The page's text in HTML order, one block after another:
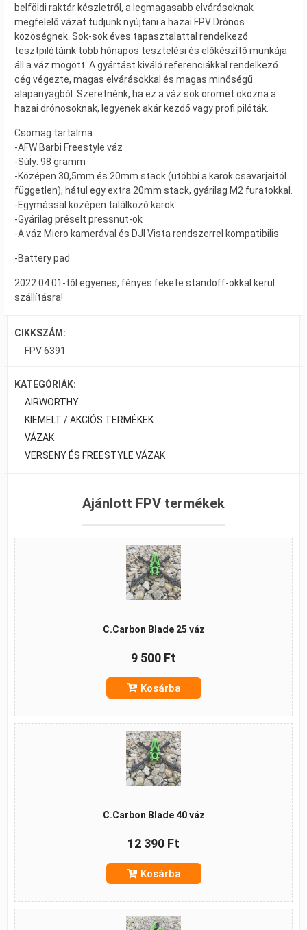
belföldi raktár készletről, a legmagasabb elvárásoknak
megfelelő vázat tudjunk nyújtani a hazai FPV Drónos
közöségnek. Sok-sok éves tapasztalattal rendelkező
tesztpilótáink több hónapos tesztelési és előkészítő munkája
áll a váz mögött. A gyártást kiváló referenciákkal rendelkező
cég végezte, magas elvárásokkal és magas minőségű
alapanyagból. Szeretnénk, ha ez a váz sok örömet okozna a
hazai drónosoknak, legyenek akár kezdő vagy profi pilóták.
Csomag tartalma:
-AFW Barbi Freestyle váz
-Súly: 98 gramm
-Középen 30,5mm és 20mm stack (utóbbi a karok csavarjaitól
független), hátul egy extra 20mm stack, gyárilag M2 furatokkal.
-Egymással középen találkozó karok
-Gyárilag préselt pressnut-ok
-A váz Micro kamerával és DJI Vista rendszerrel kompatibilis
-Battery pad
2022.04.01-től egyenes, fényes fekete standoff-okkal kerül
szállításra!
CIKKSZÁM:
FPV 6391
KATEGÓRIÁK:
AIRWORTHY
KIEMELT / AKCIÓS TERMÉKEK
VÁZAK
VERSENY ÉS FREESTYLE VÁZAK
Ajánlott FPV termékek
C.Carbon Blade 25 váz
9 500 Ft
Kosárba
C.Carbon Blade 40 váz
12 390 Ft
Kosárba